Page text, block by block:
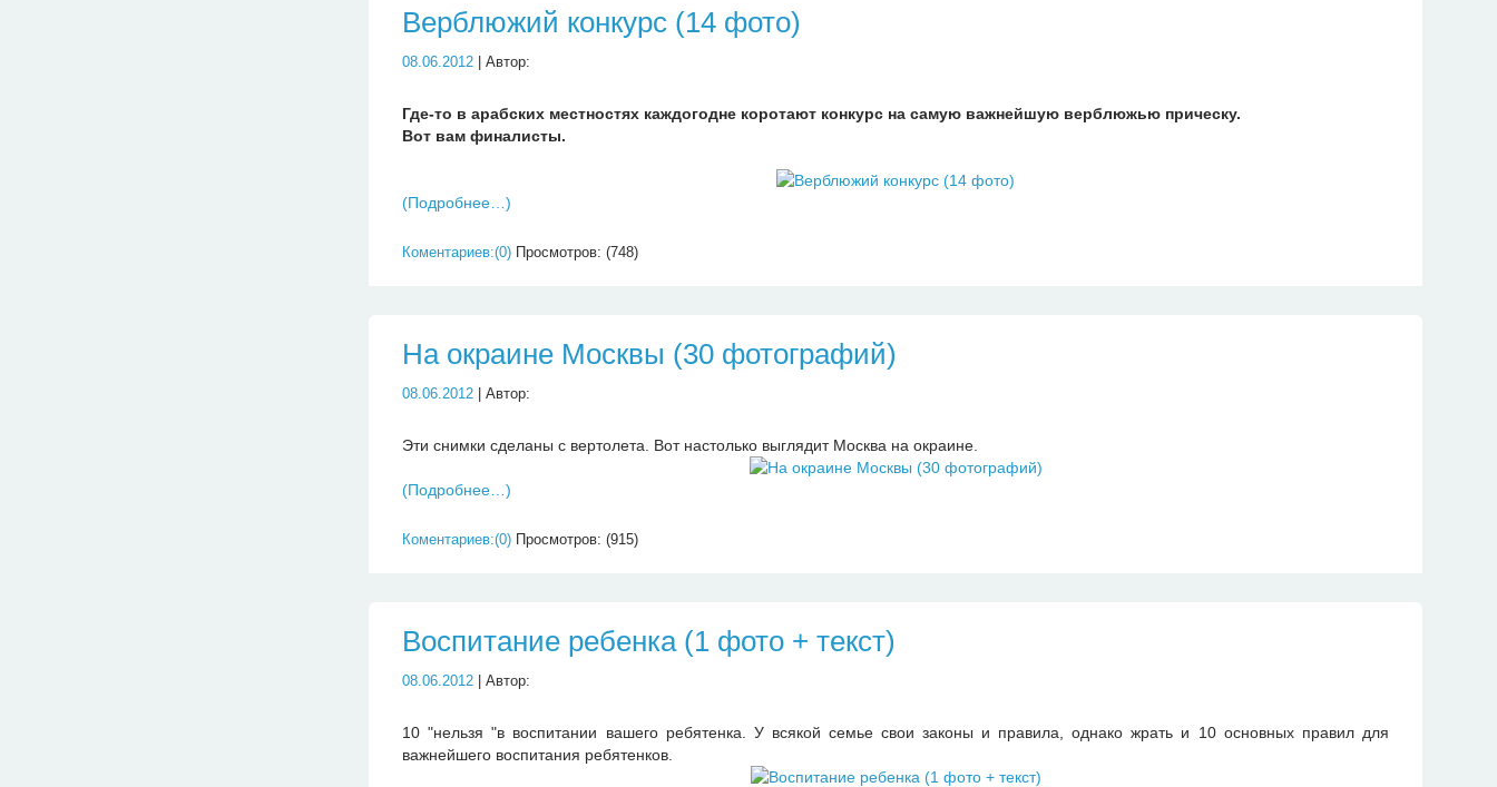
Верблюжий конкурс (14 фото)
08.06.2012 | Автор:
Где-то в арабских местностях каждогодне коротают конкурс на самую важнейшую верблюжью прическу.
Вот вам финалисты.
(Подробнее…)
Коментариев:(0) Просмотров: (748)
На окраине Москвы (30 фотографий)
08.06.2012 | Автор:
Эти снимки сделаны с вертолета. Вот настолько выглядит Москва на окраине.
(Подробнее…)
Коментариев:(0) Просмотров: (915)
Воспитание ребенка (1 фото + текст)
08.06.2012 | Автор:
10 "нельзя "в воспитании вашего ребятенка. У всякой семье свои законы и правила, однако жрать и 10 основных правил для
важнейшего воспитания ребятенков.